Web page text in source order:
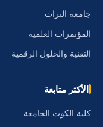
جامعة التراث
المؤتمرات العلمية
التقنية والحلول الرقمية
الأكثر متابعة
كلية الكوت الجامعة